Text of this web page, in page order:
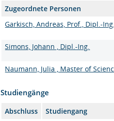
Zugeordnete Personen
Garkisch, Andreas, Prof., Dipl.-
Simons, Johann , Dipl.-Ing.
Naumann, Julia , Master of
Studiengänge
Abschluss
Studiengang